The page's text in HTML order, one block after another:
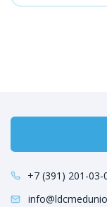
+7 (391) 201-03-